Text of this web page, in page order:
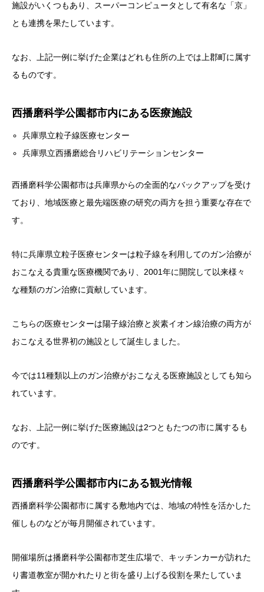
施設がいくつもあり、スーパーコンピュータとして有名な「京」
とも連携を果たしています。
なお、上記一例に挙げた企業はどれも住所の上では上郡町に属す
るものです。
西播磨科学公園都市内にある医療施設
兵庫県立粒子線医療センター
兵庫県立西播磨総合リハビリテーションセンター
西播磨科学公園都市は兵庫県からの全面的なバックアップを受け
ており、地域医療と最先端医療の研究の両方を担う重要な存在で
す。
特に兵庫県立粒子医療センターは粒子線を利用してのガン治療が
おこなえる貴重な医療機関であり、2001年に開院して以来様々
な種類のガン治療に貢献しています。
こちらの医療センターは陽子線治療と炭素イオン線治療の両方が
おこなえる世界初の施設として誕生しました。
今では11種類以上のガン治療がおこなえる医療施設としても知ら
れています。
なお、上記一例に挙げた医療施設は2つともたつの市に属するも
のです。
西播磨科学公園都市内にある観光情報
西播磨科学公園都市に属する敷地内では、地域の特性を活かした
催しものなどが毎月開催されています。
開催場所は播磨科学公園都市芝生広場で、キッチンカーが訪れた
り書道教室が開かれたりと街を盛り上げる役割を果たしていま